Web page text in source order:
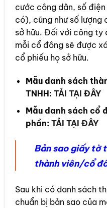
cước công dân, số
có), cũng như số lượng
sở hữu. Đối với công ty
mỗi cổ đông sẽ được
cổ phiếu họ sở hữu.
Mẫu danh sách
TNHH: TẢI TẠI ĐÂY
Mẫu danh sách cổ
phần: TẢI TẠI ĐÂY
Bản sao giấy tờ
thành viên/cổ
Sau khi có danh sách
chuẩn bị bản sao của